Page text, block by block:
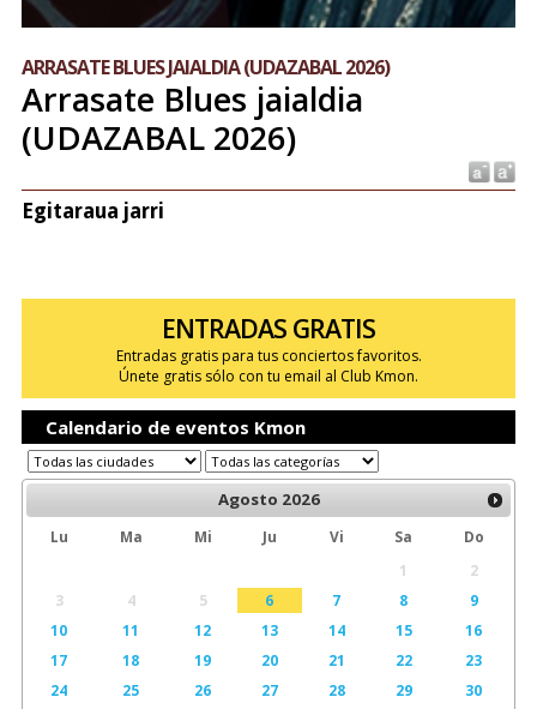
ARRASATE BLUES JAIALDIA (UDAZABAL 2026)
Arrasate Blues jaialdia
(UDAZABAL 2026)
Egitaraua jarri
ENTRADAS GRATIS
Entradas gratis para tus conciertos favoritos.
Únete gratis sólo con tu email al Club Kmon.
Calendario de eventos Kmon
Agosto 2026
Lu Ma Mi Ju Vi Sa
Do
1
2
3
4 5 6 7 8
9
10
11 12 13 14 15
16
17
18 19 20 21 22
23
24
25 26 27 28 29
30